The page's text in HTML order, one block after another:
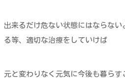
出来るだけ危ない状態にはならな
る等、適切な治療をしていけば
元と変わりなく元気に今後も暮らす